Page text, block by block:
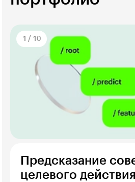
1 / 10
Предсказание
целевого